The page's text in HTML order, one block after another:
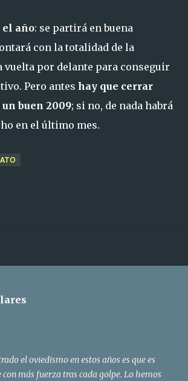
el año: se partirá en buena
con la totalidad de la
vuelta por delante para conseguir
Pero antes hay que cerrar
un buen 2009; si no, de nada habrá
en el último mes.
el oviedismo en estos años es que es
más fuerza tras cada golpe. Lo hemos